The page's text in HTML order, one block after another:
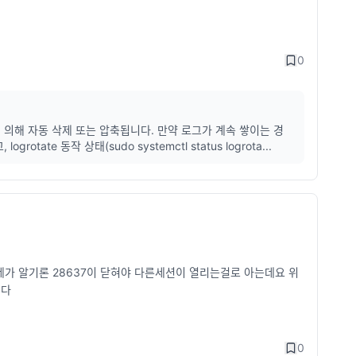
0
해 자동 삭제 또는 압축됩니다. 만약 로그가 계속 쌓이는 경
, logrotate 동작 상태(sudo systemctl status logrota...
알기론 28637이 닫혀야 다른세션이 열리는걸로 아는데요 위
0